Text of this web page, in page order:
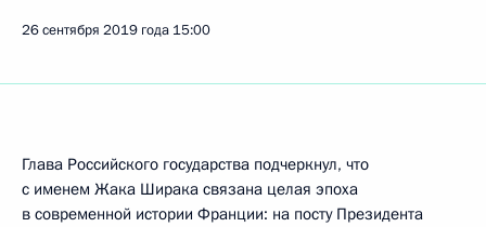
26 сентября 2019 года 15:00
Глава Российского государства подчеркнул, что
с именем Жака Ширака связана целая эпоха
в современной истории Франции: на посту Президента